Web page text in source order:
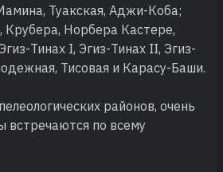
Туакская, Аджи-Коба;
Крубера, Норбера Кастере,
Тинах I, Эгиз-Тинах II, Эгиз-
Тисовая и Карасу-Баши.
районов, очень
по всему